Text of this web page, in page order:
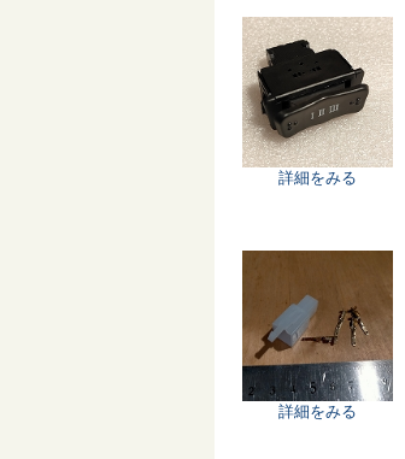
詳細をみる
詳細をみる